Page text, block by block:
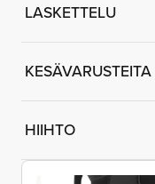
LASKETTELU
KESÄVARUSTEITA
HIIHTO